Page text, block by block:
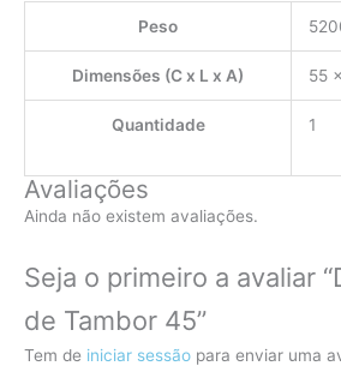
Peso
Dimensões (C x L x A) 55
Quantidade 1
Avaliações
Ainda não existem avaliações.
Seja o primeiro a avaliar
de Tambor 45”
Tem de iniciar sessão para enviar uma